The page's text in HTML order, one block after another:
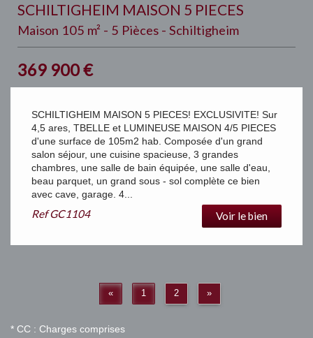
SCHILTIGHEIM MAISON 5 PIECES
Maison 105 m² - 5 Pièces - Schiltigheim
369 900€
SCHILTIGHEIM MAISON 5 PIECES! EXCLUSIVITE! Sur
4,5 ares, TBELLE et LUMINEUSE MAISON 4/5 PIECES
d'une surface de 105m2 hab. Composée d'un grand
salon séjour, une cuisine spacieuse, 3 grandes
chambres, une salle de bain équipée, une salle d'eau,
beau parquet, un grand sous - sol complète ce bien
avec cave, garage. 4...
RefGC1104 Voir le bien
« 1 2 »
* CC : Charges comprises